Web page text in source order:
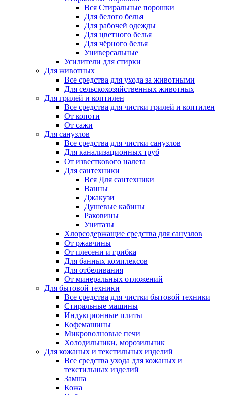
Вся Стиральные порошки
Для белого белья
Для рабочей одежды
Для цветного белья
Для чёрного белья
Универсальные
Усилители для стирки
Для животных
Все средства для ухода за животными
Для сельскохозяйственных животных
Для грилей и коптилен
Все средства для чистки грилей и коптилен
От копоти
От сажи
Для санузлов
Все средства для чистки санузлов
Для канализационных труб
От известкового налета
Для сантехники
Вся Для сантехники
Ванны
Джакузи
Душевые кабины
Раковины
Унитазы
Хлорсодержащие средства для санузлов
От ржавчины
От плесени и грибка
Для банных комплексов
Для отбеливания
От минеральных отложений
Для бытовой техники
Все средства для чистки бытовой техники
Стиральные машины
Индукционные плиты
Кофемашины
Микроволновые печи
Холодильники, морозильник
Для кожаных и текстильных изделий
Все средства ухода для кожаных и
текстильных изделий
Замша
Кожа